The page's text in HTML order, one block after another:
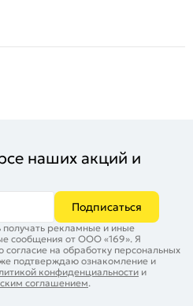
наших акций и
Подписаться
получать рекламные и иные
сообщения от ООО «169». Я
согласие на обработку персональных
подтверждаю ознакомление и
конфиденциальности и
соглашением.